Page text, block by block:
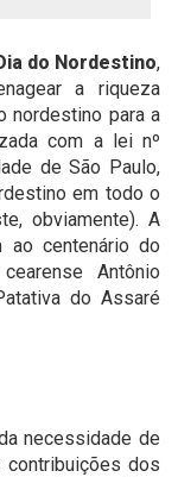
do Nordestino,
a riqueza
nordestino para a
com a lei nº
de São Paulo,
em todo o
obviamente). A
ao centenário do
Antônio
do Assaré
necessidade de
dos